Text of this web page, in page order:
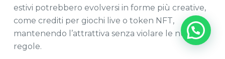
estivi potrebbero evolversi in forme più creative,
come crediti per giochi live o token NFT,
mantenendo l’attrattiva senza violare le nuove
regole.
¿Queres contactarnos?